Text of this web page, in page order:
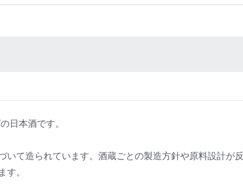
日本酒です。
て造られています。酒蔵ごとの製造方針や原料設計が反
。